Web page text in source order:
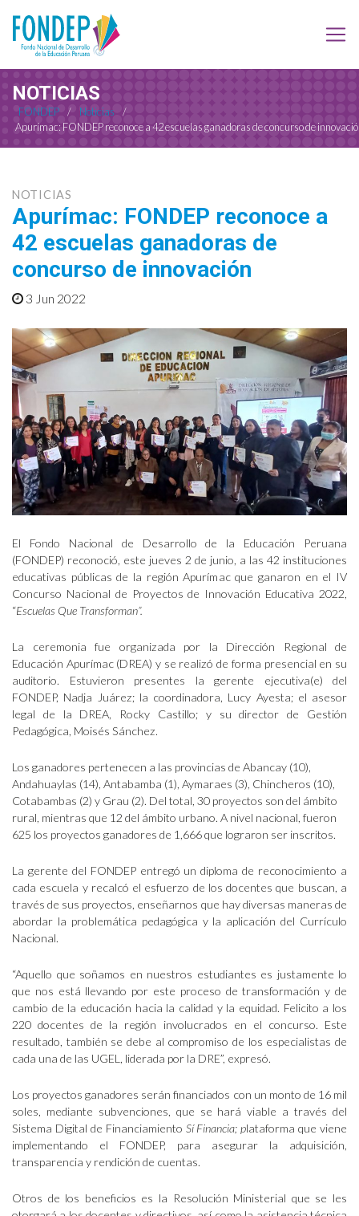
NOTICIAS
FONDEP / Noticias
/
Apurímac: FONDEP reconoce a 42 escuelas ganadoras de concurso de
NOTICIAS
Apurímac: FONDEP reconoce a
42 escuelas ganadoras de
concurso de innovación
3 Jun 2022
El Fondo Nacional de Desarrollo de la Educación Peruana
(FONDEP) reconoció, este jueves 2 de junio, a las 42 instituciones
educativas públicas de la región Apurímac que ganaron en el IV
Concurso Nacional de Proyectos de Innovación Educativa 2022,
“Escuelas Que Transforman”.
La ceremonia fue organizada por la Dirección Regional de
Educación Apurímac (DREA) y se realizó de forma presencial en su
auditorio. Estuvieron presentes la gerente ejecutiva(e) del
FONDEP, Nadja Juárez; la coordinadora, Lucy Ayesta; el asesor
legal de la DREA, Rocky Castillo; y su director de Gestión
Pedagógica, Moisés Sánchez.
Los ganadores pertenecen a las provincias de Abancay (10),
Andahuaylas (14), Antabamba (1), Aymaraes (3), Chincheros (10),
Cotabambas (2) y Grau (2). Del total, 30 proyectos son del ámbito
rural, mientras que 12 del ámbito urbano. A nivel nacional, fueron
625 los proyectos ganadores de 1,666 que lograron ser inscritos.
La gerente del FONDEP entregó un diploma de reconocimiento a
cada escuela y recalcó el esfuerzo de los docentes que buscan, a
través de sus proyectos, enseñarnos que hay diversas maneras de
abordar la problemática pedagógica y la aplicación del Currículo
Nacional.
“Aquello que soñamos en nuestros estudiantes es justamente lo
que nos está llevando por este proceso de transformación y de
cambio de la educación hacia la calidad y la equidad. Felicito a los
220 docentes de la región involucrados en el concurso. Este
resultado, también se debe al compromiso de los especialistas de
cada una de las UGEL, liderada por la DRE”, expresó.
Los proyectos ganadores serán financiados con un monto de 16 mil
soles, mediante subvenciones, que se hará viable a través del
Sistema Digital de Financiamiento Sí Financia; plataforma que viene
implementando el FONDEP, para asegurar la adquisición,
transparencia y rendición de cuentas.
Otros de los beneficios es la Resolución Ministerial que se les